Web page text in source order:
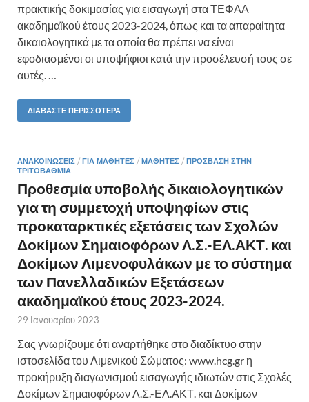
πρακτικής δοκιμασίας για εισαγωγή στα ΤΕΦΑΑ
ακαδημαϊκού έτους 2023-2024, όπως και τα απαραίτητα
δικαιολογητικά με τα οποία θα πρέπει να είναι
εφοδιασμένοι οι υποψήφιοι κατά την προσέλευσή τους σε
αυτές. …
ΔΙΑΒΆΣΤΕ ΠΕΡΙΣΣΌΤΕΡΑ
ΑΝΑΚΟΙΝΏΣΕΙΣ / ΓΙΑ ΜΑΘΗΤΈΣ / ΜΑΘΗΤΈΣ / ΠΡΌΣΒΑΣΗ ΣΤΗΝ
ΤΡΙΤΟΒΆΘΜΙΑ
Προθεσμία υποβολής δικαιολογητικών
για τη συμμετοχή υποψηφίων στις
προκαταρκτικές εξετάσεις των Σχολών
Δοκίμων Σημαιοφόρων Λ.Σ.-ΕΛ.ΑΚΤ. και
Δοκίμων Λιμενοφυλάκων με το σύστημα
των Πανελλαδικών Εξετάσεων
ακαδημαϊκού έτους 2023-2024.
29 Ιανουαρίου 2023
Σας γνωρίζουμε ότι αναρτήθηκε στο διαδίκτυο στην
ιστοσελίδα του Λιμενικού Σώματος: www.hcg.gr η
προκήρυξη διαγωνισμού εισαγωγής ιδιωτών στις Σχολές
Δοκίμων Σημαιοφόρων Λ.Σ.-ΕΛ.ΑΚΤ. και Δοκίμων